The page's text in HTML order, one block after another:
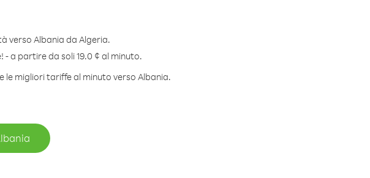
verso Albania da Algeria.
- a partire da soli 19.0 ¢ al minuto.
migliori tariffe al minuto verso Albania.